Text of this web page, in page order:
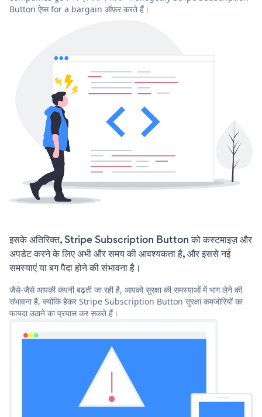
Button ऐप्स for a bargain ऑफ़र करते हैं।
इसके अतिरिक्त, Stripe Subscription Button को कस्टमाइज़ और
अपडेट करने के लिए अभी और समय की आवश्यकता है, और इससे नई
समस्याएं या बग पैदा होने की संभावना है।
जैसे-जैसे आपकी कंपनी बढ़ती जा रही है, आपको सुरक्षा की समस्याओं में भाग लेने की
संभावना है, क्योंकि हैकर Stripe Subscription Button सुरक्षा कमजोरियों का
फायदा उठाने का प्रयास कर सकते हैं।